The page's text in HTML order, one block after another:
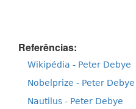
Referências:
Wikipédia - Peter Debye
Nobelprize - Peter Debye
Nautilus - Peter Debye